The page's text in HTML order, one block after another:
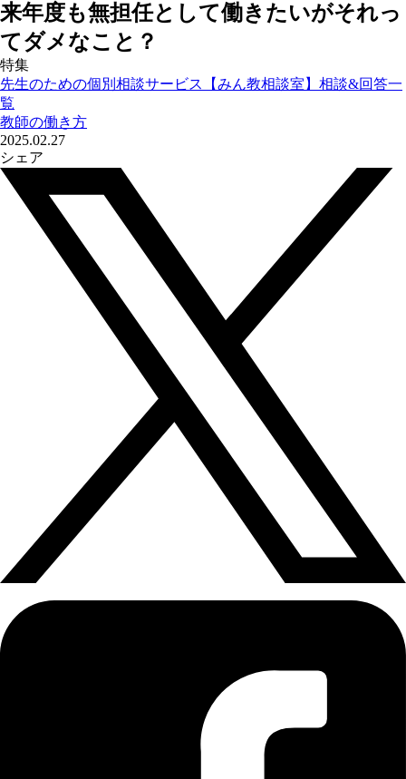
来年度も無担任として働きたいがそれっ
てダメなこと？
特集
先生のための個別相談サービス【みん教相談室】相談&回答一
覧
教師の働き方
2025.02.27
シェア